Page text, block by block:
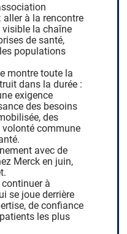
à la rencontre
visible la chaîne
de santé,
populations
montre toute la
dans la durée :
exigence
des besoins
des
commune
avec de
Merck en juin,
à
se joue derrière
de confiance
les plus